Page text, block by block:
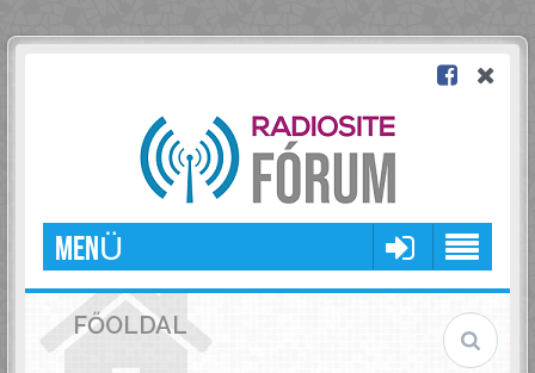
MENÜ
FŐOLDAL